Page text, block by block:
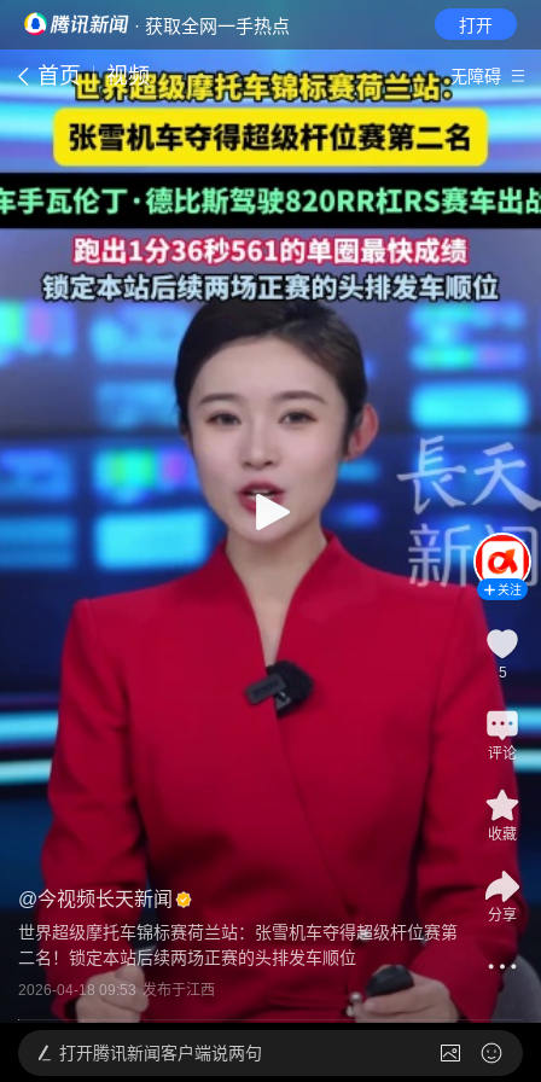
· 获取全网一手热点 打开
首页 视频 无障碍
@今视频长天新闻
世界超级摩托车锦标赛荷兰站：张雪机车夺得超级杆位赛第
二名！锁定本站后续两场正赛的头排发车顺位
2026-04-18 09:53 发布于江西
关注
5
评论
收藏
分享
打开腾讯新闻客户端说两句